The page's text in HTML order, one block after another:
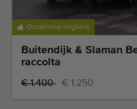
Occasione migliore
Buitendijk & Slaman
raccolta
€ 1.400 € 1.250